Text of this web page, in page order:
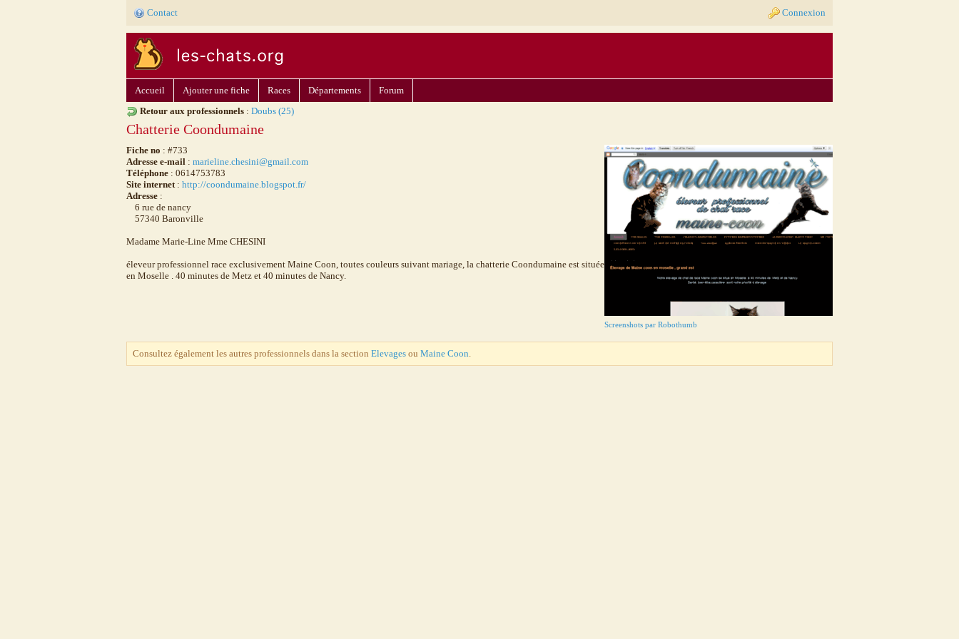
Contact Connexion
Accueil Ajouter une fiche Races Départements
Forum
Retour aux professionnels : Doubs (25)
Chatterie Coondumaine
Fiche no : #733
Adresse e-mail : marieline.chesini@gmail.com
Téléphone : 0614753783
Site internet: http://coondumaine.blogspot.fr/
Adresse :
6 rue de nancy
57340 Baronville
Madame Marie-Line Mme CHESINI
éleveur professionnel race exclusivement Maine Coon, toutes couleurs suivant mariage, la chatterie Coondumaine est située
en Moselle . 40 minutes de Metz et 40 minutes de Nancy.
Screenshots par Robothumb
Consultez également les autres professionnels dans la section Elevages ou Maine Coon.